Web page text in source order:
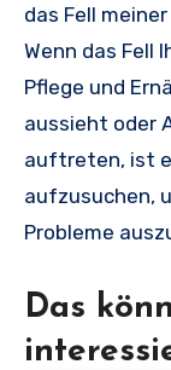
das Fell
Wenn das Fell
Pflege und
aussieht oder
auftreten, ist
aufzusuchen,
Probleme
Das